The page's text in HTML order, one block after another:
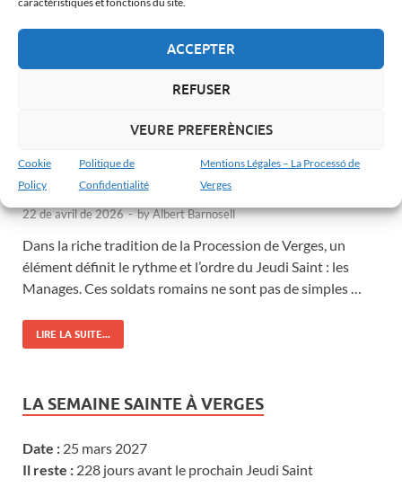
ACCEPTER
REFUSER
VEURE PREFERÈNCIES
Cookie
Policy
Politique de
Confidentialité
Mentions Légales – La Processó de
Verges
Les Manages de Verges : le cœur de la
Procession
22 de avril de 2026-byAlbert Barnosell
Dans la riche tradition de la Procession de Verges, un
élément définit le rythme et l’ordre du Jeudi Saint : les
Manages. Ces soldats romains ne sont pas de simples …
LIRE LA SUITE...
LA SEMAINE SAINTE À VERGES
Date : 25 mars 2027
Il reste : 228 jours avant le prochain Jeudi Saint